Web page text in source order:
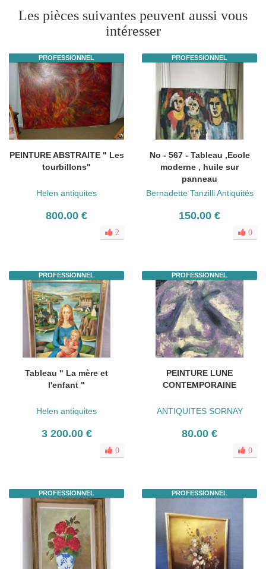
Les pièces suivantes peuvent aussi vous
intéresser
PROFESSIONNEL
PEINTURE ABSTRAITE " Les
tourbillons"
Helen antiquites
800.00 €
2
PROFESSIONNEL
No - 567 - Tableau ,Ecole
moderne , huile sur
panneau
Bernadette Tanzilli Antiquités
150.00 €
0
PROFESSIONNEL
Tableau " La mère et
l'enfant "
Helen antiquites
3 200.00 €
0
PROFESSIONNEL
PEINTURE LUNE
CONTEMPORAINE
ANTIQUITES SORNAY
80.00 €
0
PROFESSIONNEL PROFESSIONNEL